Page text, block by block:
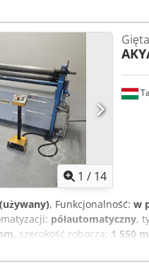
1 / 14
, Funkcjonalność: w
półautomatyczny,
, szerokość robocza: 1 550
3
700 mm, całkowita